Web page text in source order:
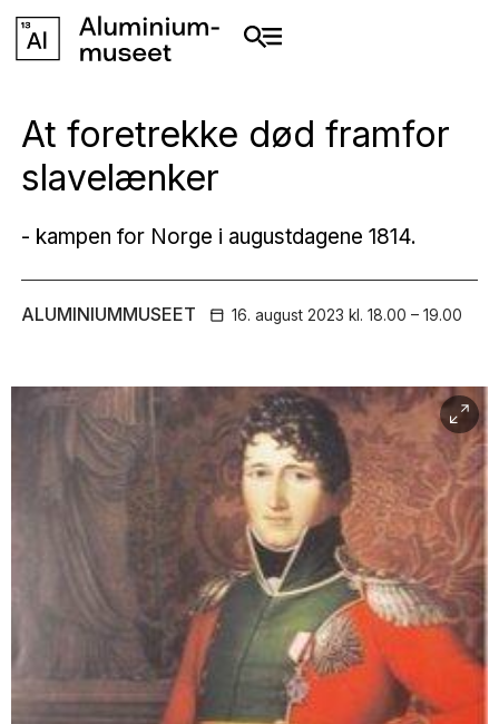
At foretrekke død framfor
slavelænker
- kampen for Norge i augustdagene 1814.
ALUMINIUMMUSEET 16. august 2023 kl. 18.00 – 19.00